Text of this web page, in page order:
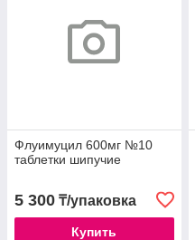
Флуимуцил 600мг №10
таблетки шипучие
5 300 ₸/упаковка
Купить